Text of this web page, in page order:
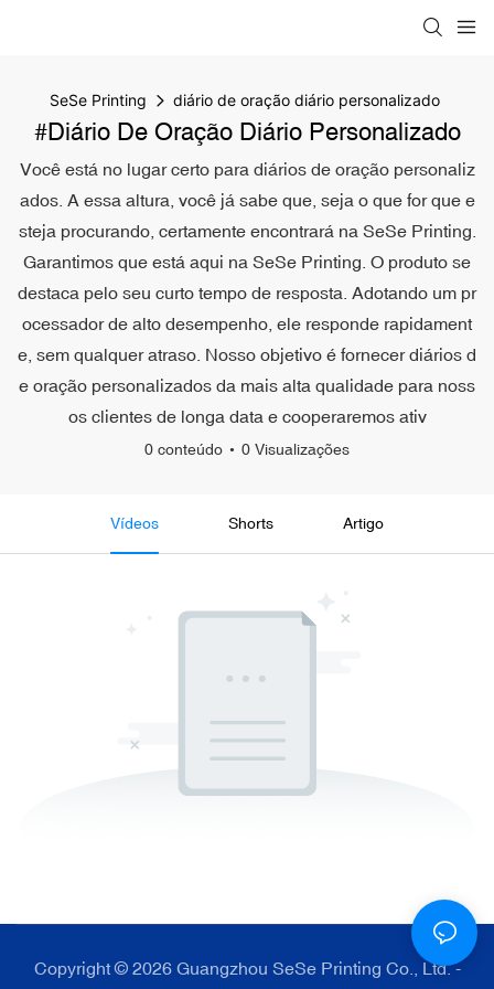
SeSe Printing diário de oração diário personalizado
#diário De Oração Diário Personalizado
Você está no lugar certo para diários de oração personaliz
ados. A essa altura, você já sabe que, seja o que for que e
steja procurando, certamente encontrará na SeSe Printing.
Garantimos que está aqui na SeSe Printing. O produto se
destaca pelo seu curto tempo de resposta. Adotando um pr
ocessador de alto desempenho, ele responde rapidament
e, sem qualquer atraso. Nosso objetivo é fornecer diários d
e oração personalizados da mais alta qualidade para noss
os clientes de longa data e cooperaremos ativ
0 conteúdo 0 Visualizações
Vídeos Shorts Artigo
Copyright © 2026 Guangzhou SeSe Printing Co., Ltd. -